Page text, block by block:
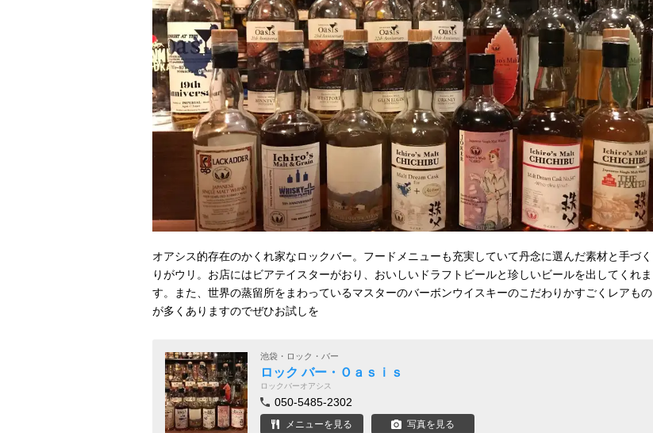
オアシス的存在のかくれ家なロックバー。フードメニューも充実していて丹念に選んだ素材と手づく
りがウリ。お店にはビアテイスターがおり、おいしいドラフトビールと珍しいビールを出してくれま
す。また、世界の蒸留所をまわっているマスターのバーボンウイスキーのこだわりかすごくレアもの
が多くありますのでぜひお試しを
池袋・ロック・バー
ロック バー・Ｏａｓｉｓ
ロックバーオアシス
050-5485-2302
メニューを見る 写真を見る